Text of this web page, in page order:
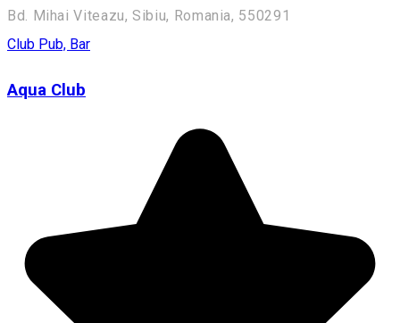
Bd. Mihai Viteazu, Sibiu, Romania, 550291
Club Pub, Bar
Aqua Club